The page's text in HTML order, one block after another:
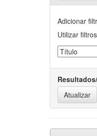
Adicionar
Utilizar